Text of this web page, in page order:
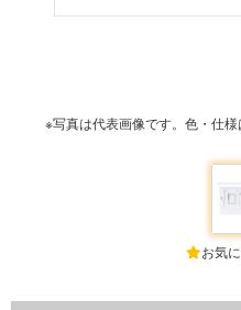
※写真は代表画像です。色・仕様
お気